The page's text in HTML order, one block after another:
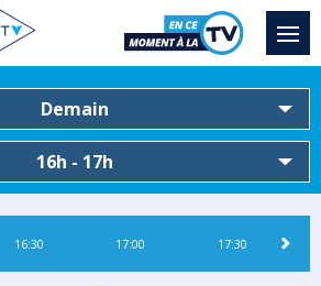
Demain
16h - 17h
16:30 17:00 17:30